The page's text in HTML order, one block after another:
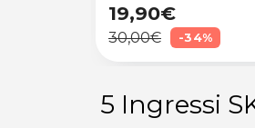
19,90€
30,00€ -34%
5 Ingressi